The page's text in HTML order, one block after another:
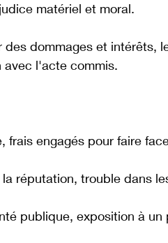
matériel et moral.
dommages et intérêts,
avec l'acte commis.
frais engagés pour faire
réputation, trouble dans
publique, exposition à un